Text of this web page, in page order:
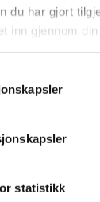
du har gjort
inn gjennom
statistikk
til turens
Usteberget
for middag og
tur på 12 km i